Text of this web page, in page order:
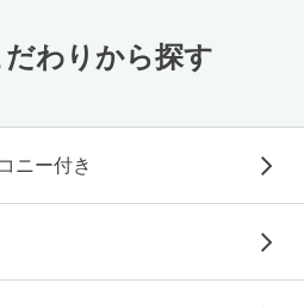
わりから探す
ニー付き